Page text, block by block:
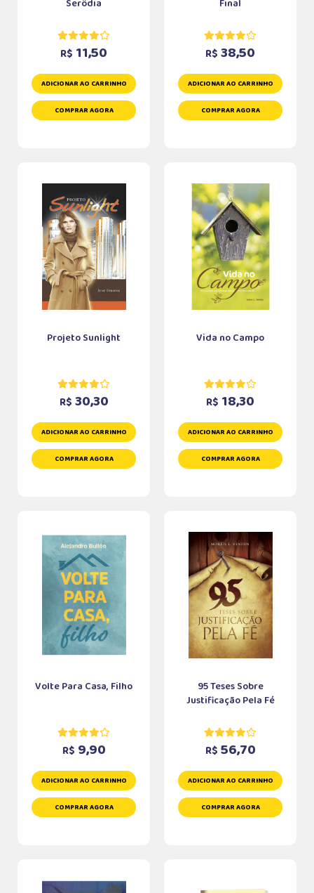
Serôdia
R$ 11,50
ADICIONAR AO CARRINHO
COMPRAR AGORA
Final
R$ 38,50
ADICIONAR AO CARRINHO
COMPRAR AGORA
Projeto Sunlight
R$ 30,30
ADICIONAR AO CARRINHO
COMPRAR AGORA
Vida no Campo
R$ 18,30
ADICIONAR AO CARRINHO
COMPRAR AGORA
Volte Para Casa, Filho
R$ 9,90
ADICIONAR AO CARRINHO
COMPRAR AGORA
95 Teses Sobre
Justificação Pela Fé
R$ 56,70
ADICIONAR AO CARRINHO
COMPRAR AGORA